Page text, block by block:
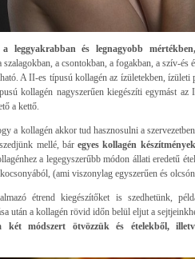
leggyakrabban és legnagyobb
szalagokban, a csontokban, a fogakban, a szív-és
A II-es típusú kollagén az ízületekben,
kollagén nagyszerűen kiegészíti egymást
a kettő.
a kollagén akkor tud hasznosulni a
mellé, báregyes kollagén
a legegyszerűbb módon állati eredetű
(ami viszonylag egyszerűen és
étrend kiegészítőket is szedhetünk,
után a kollagén rövid időn belül eljut a
módszert ötvözzük és ételekből,